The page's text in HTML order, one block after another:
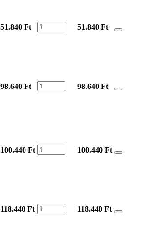
51.840 Ft 51.840 Ft
98.640 Ft 98.640 Ft
100.440 Ft 100.440 Ft
118.440 Ft 118.440 Ft